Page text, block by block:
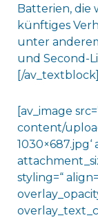
Batterien, die
künftiges
unter
und Second-
[/av_textblock]
[av_image
content/
1030×687.jpg‘
styling=“